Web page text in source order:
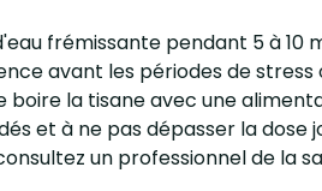
frémissante pendant 5 à 10
avant les périodes de stress
la tisane avec une
et à ne pas dépasser la dose
un professionnel de la